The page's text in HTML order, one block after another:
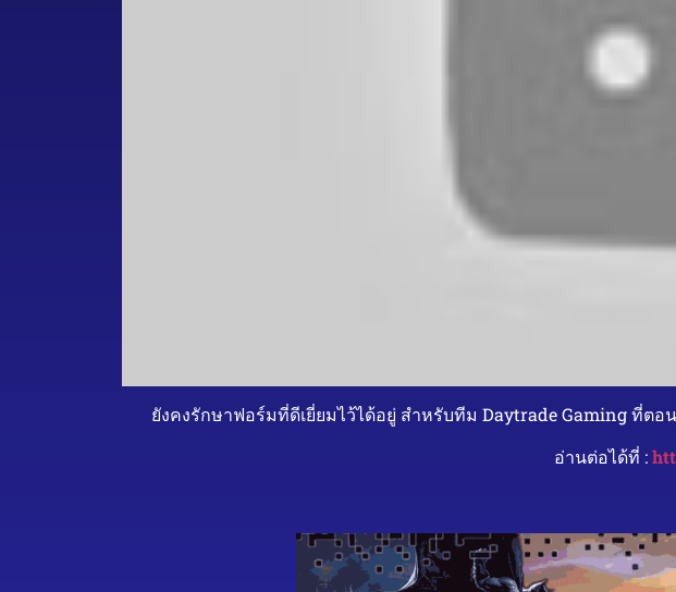
ยังคงรักษาฟอร์มที่ดีเยี่ยมไว้ได้อยู่ สำหรับทีม Daytrade Gaming ที่ตอ
อ่านต่อได้ที่ :